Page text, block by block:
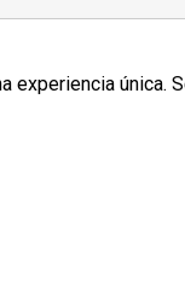
experiencia única.